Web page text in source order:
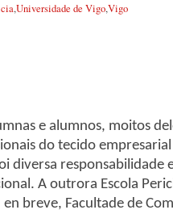
,Universidade de Vigo,Vigo
e alumnos, moitos
do tecido
diversa responsabilidade
A outrora Escola
breve, Facultade de